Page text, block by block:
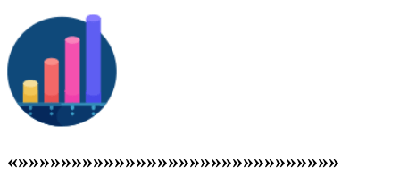
«»»»»»»»»»»»»»»»»»»»»»»»»»»»»»»